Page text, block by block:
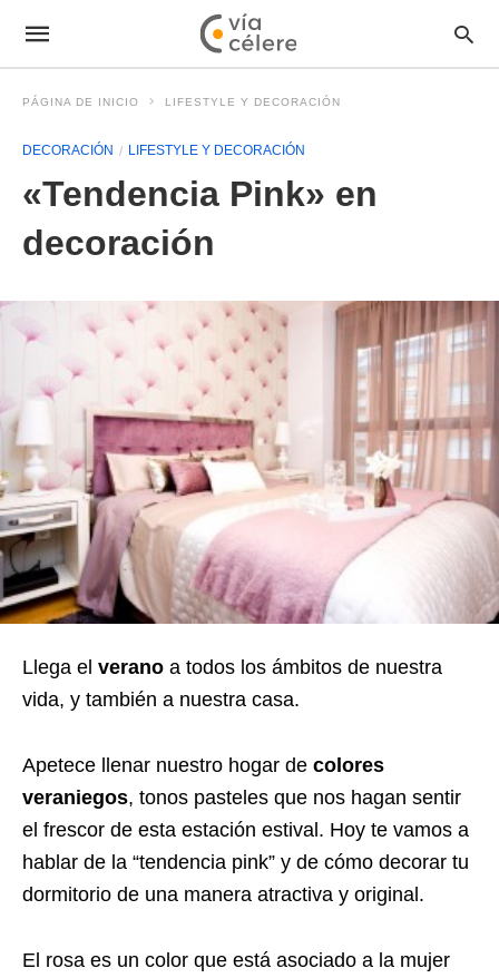
PÁGINA DE INICIO LIFESTYLE Y DECORACIÓN
DECORACIÓN LIFESTYLE Y DECORACIÓN
«Tendencia Pink» en
decoración
Llega el verano a todos los ámbitos de nuestra
vida, y también a nuestra casa.
Apetece llenar nuestro hogar de colores
veraniegos, tonos pasteles que nos hagan sentir
el frescor de esta estación estival. Hoy te vamos a
hablar de la “tendencia pink” y de cómo decorar tu
dormitorio de una manera atractiva y original.
El rosa es un color que está asociado a la mujer